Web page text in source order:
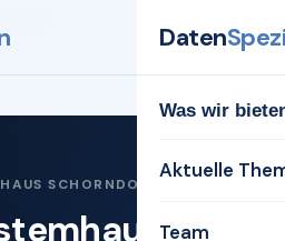
Daten
Was wir
Aktuelle
Team
SCHORNDORF
für